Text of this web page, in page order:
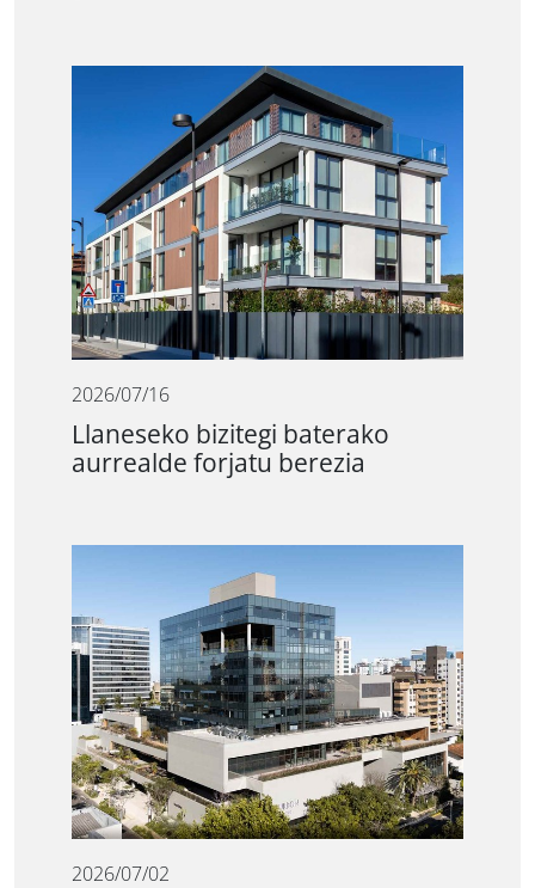
2026/07/16
Llaneseko bizitegi baterako
aurrealde forjatu berezia
2026/07/02